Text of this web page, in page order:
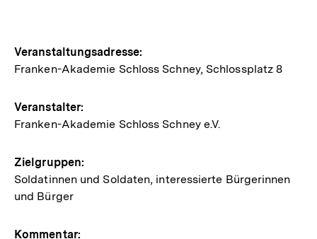
Hinweise
zur
Veranstaltung
Veranstaltungsadresse:
Franken-Akademie Schloss Schney, Schlossplatz 8
Veranstalter:
Franken-Akademie Schloss Schney e.V.
Zielgruppen:
Soldatinnen und Soldaten, interessierte Bürgerinnen
und Bürger
Kommentar: